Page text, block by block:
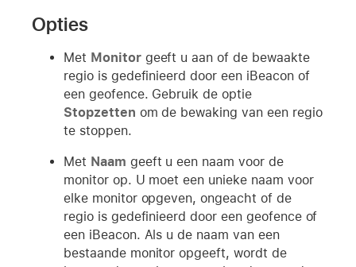
Opties
Met Monitor geeft u aan of de bewaakte
regio is gedefinieerd door een iBeacon of
een geofence. Gebruik de optie
Stopzetten om de bewaking van een regio
te stoppen.
Met Naam geeft u een naam voor de
monitor op. U moet een unieke naam voor
elke monitor opgeven, ongeacht of de
regio is gedefinieerd door een geofence of
een iBeacon. Als u de naam van een
bestaande monitor opgeeft, wordt de